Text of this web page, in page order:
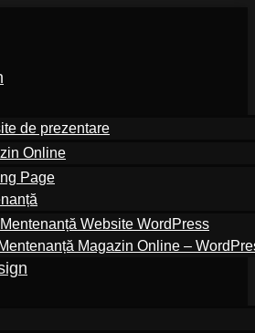
de prezentare
Online
Page
Mentenanță Website WordPress
Mentenanță Magazin Online –